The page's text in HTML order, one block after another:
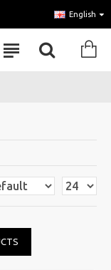
English